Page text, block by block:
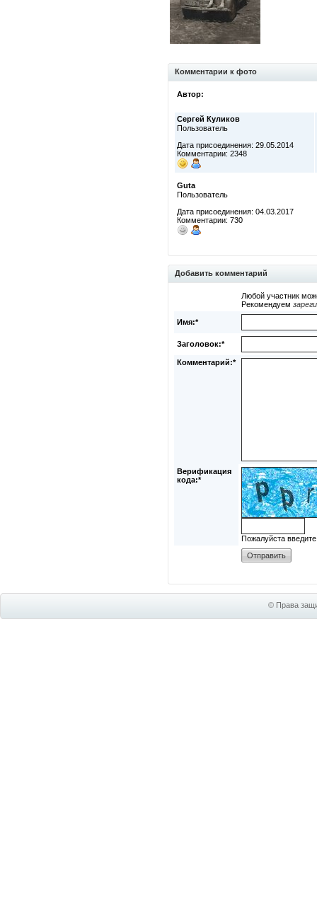
Комментарии к фото
Автор:
Сергей Куликов
Пользователь
Дата присоединения: 29.05.2014
Комментарии: 2348
Guta
Пользователь
Дата присоединения: 04.03.2017
Комментарии: 730
Добавить комментарий
Любой участник
Рекомендуем
Имя:*
Заголовок:*
Комментарий:*
Верификация
кода:*
Пожалуйста
© Права